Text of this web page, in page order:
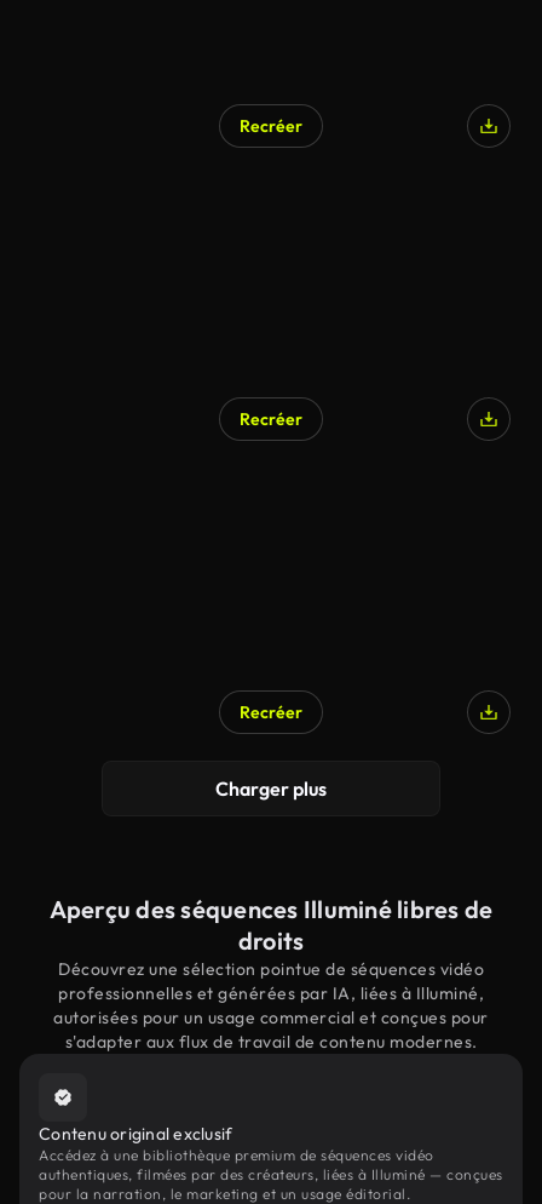
Recréer
Recréer
Recréer
Charger plus
Aperçu des séquences Illuminé libres de
droits
Découvrez une sélection pointue de séquences vidéo
professionnelles et générées par IA, liées à Illuminé,
autorisées pour un usage commercial et conçues pour
s'adapter aux flux de travail de contenu modernes.
Contenu original exclusif
Accédez à une bibliothèque premium de séquences vidéo
authentiques, filmées par des créateurs, liées à Illuminé — conçues
pour la narration, le marketing et un usage éditorial.